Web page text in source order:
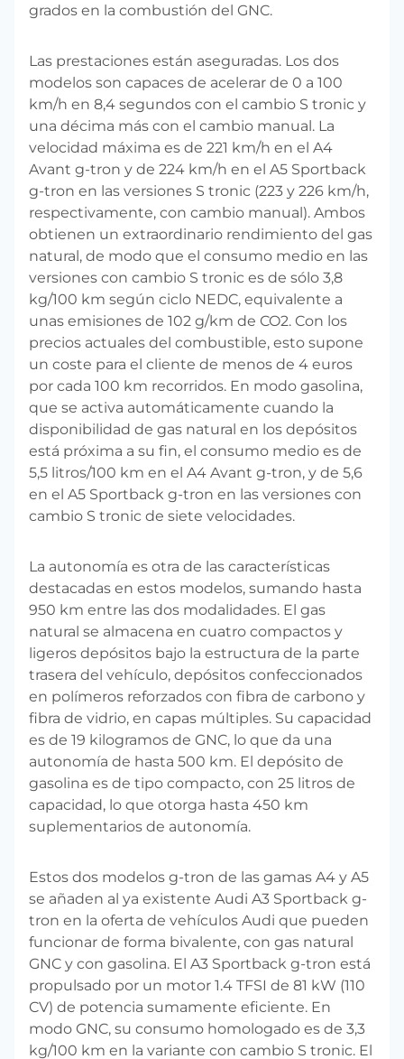
grados en la combustión del GNC.
Las prestaciones están aseguradas. Los dos
modelos son capaces de acelerar de 0 a 100
km/h en 8,4 segundos con el cambio S tronic y
una décima más con el cambio manual. La
velocidad máxima es de 221 km/h en el A4
Avant g-tron y de 224 km/h en el A5 Sportback
g-tron en las versiones S tronic (223 y 226 km/h,
respectivamente, con cambio manual). Ambos
obtienen un extraordinario rendimiento del gas
natural, de modo que el consumo medio en las
versiones con cambio S tronic es de sólo 3,8
kg/100 km según ciclo NEDC, equivalente a
unas emisiones de 102 g/km de CO2. Con los
precios actuales del combustible, esto supone
un coste para el cliente de menos de 4 euros
por cada 100 km recorridos. En modo gasolina,
que se activa automáticamente cuando la
disponibilidad de gas natural en los depósitos
está próxima a su fin, el consumo medio es de
5,5 litros/100 km en el A4 Avant g-tron, y de 5,6
en el A5 Sportback g-tron en las versiones con
cambio S tronic de siete velocidades.
La autonomía es otra de las características
destacadas en estos modelos, sumando hasta
950 km entre las dos modalidades. El gas
natural se almacena en cuatro compactos y
ligeros depósitos bajo la estructura de la parte
trasera del vehículo, depósitos confeccionados
en polímeros reforzados con fibra de carbono y
fibra de vidrio, en capas múltiples. Su capacidad
es de 19 kilogramos de GNC, lo que da una
autonomía de hasta 500 km. El depósito de
gasolina es de tipo compacto, con 25 litros de
capacidad, lo que otorga hasta 450 km
suplementarios de autonomía.
Estos dos modelos g-tron de las gamas A4 y A5
se añaden al ya existente Audi A3 Sportback g-
tron en la oferta de vehículos Audi que pueden
funcionar de forma bivalente, con gas natural
GNC y con gasolina. El A3 Sportback g-tron está
propulsado por un motor 1.4 TFSI de 81 kW (110
CV) de potencia sumamente eficiente. En
modo GNC, su consumo homologado es de 3,3
kg/100 km en la variante con cambio S tronic. El